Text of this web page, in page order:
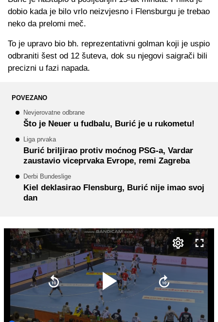
dobio kada je bilo vrlo neizvjesno i Flensburgu je trebao
neko da prelomi meč.
To je upravo bio bh. reprezentativni golman koji je uspio
odbraniti šest od 12 šuteva, dok su njegovi saigrači bili
precizni u fazi napada.
POVEZANO
Nevjerovatne odbrane
Što je Neuer u fudbalu, Burić je u rukometu!
Liga prvaka
Burić briljirao protiv moćnog PSG-a, Vardar
zaustavio viceprvaka Evrope, remi Zagreba
Derbi Bundeslige
Kiel deklasirao Flensburg, Burić nije imao svoj
dan